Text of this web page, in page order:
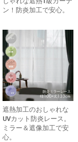
ン！防炎加工で安心。
遮熱加工のおしゃれな
UVカット防炎レース。
ミラー＆遮像加工で安
心。